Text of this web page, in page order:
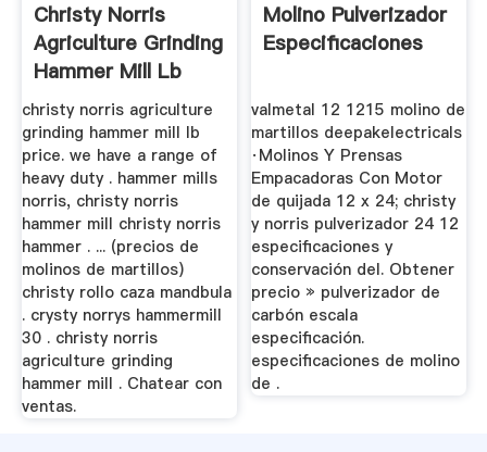
Christy Norris
Agriculture Grinding
Hammer Mill Lb
Precio
christy norris agriculture
grinding hammer mill lb
price. we have a range of
heavy duty . hammer mills
norris, christy norris
hammer mill christy norris
hammer . ... (precios de
molinos de martillos)
christy rollo caza mandbula
. crysty norrys hammermill
30 . christy norris
agriculture grinding
hammer mill . Chatear con
ventas.
Molino Pulverizador
Especificaciones
valmetal 12 1215 molino de
martillos deepakelectricals
·Molinos Y Prensas
Empacadoras Con Motor
de quijada 12 x 24; christy
y norris pulverizador 24 12
especificaciones y
conservación del. Obtener
precio » pulverizador de
carbón escala
especificación.
especificaciones de molino
de .